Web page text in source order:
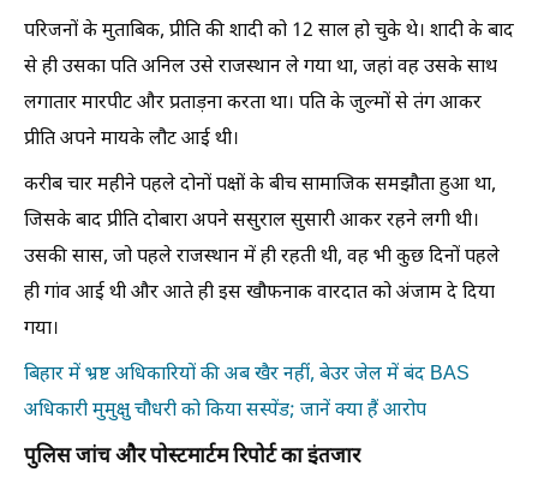
परिजनों के मुताबिक, प्रीति की शादी को 12 साल हो चुके थे। शादी के बाद
से ही उसका पति अनिल उसे राजस्थान ले गया था, जहां वह उसके साथ
लगातार मारपीट और प्रताड़ना करता था। पति के जुल्मों से तंग आकर
प्रीति अपने मायके लौट आई थी।
करीब चार महीने पहले दोनों पक्षों के बीच सामाजिक समझौता हुआ था,
जिसके बाद प्रीति दोबारा अपने ससुराल सुसारी आकर रहने लगी थी।
उसकी सास, जो पहले राजस्थान में ही रहती थी, वह भी कुछ दिनों पहले
ही गांव आई थी और आते ही इस खौफनाक वारदात को अंजाम दे दिया
गया।
बिहार में भ्रष्ट अधिकारियों की अब खैर नहीं, बेउर जेल में बंद BAS
अधिकारी मुमुक्षु चौधरी को किया सस्पेंड; जानें क्या हैं आरोप
पुलिस जांच और पोस्टमार्टम रिपोर्ट का इंतजार